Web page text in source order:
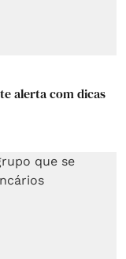
alerta com dicas